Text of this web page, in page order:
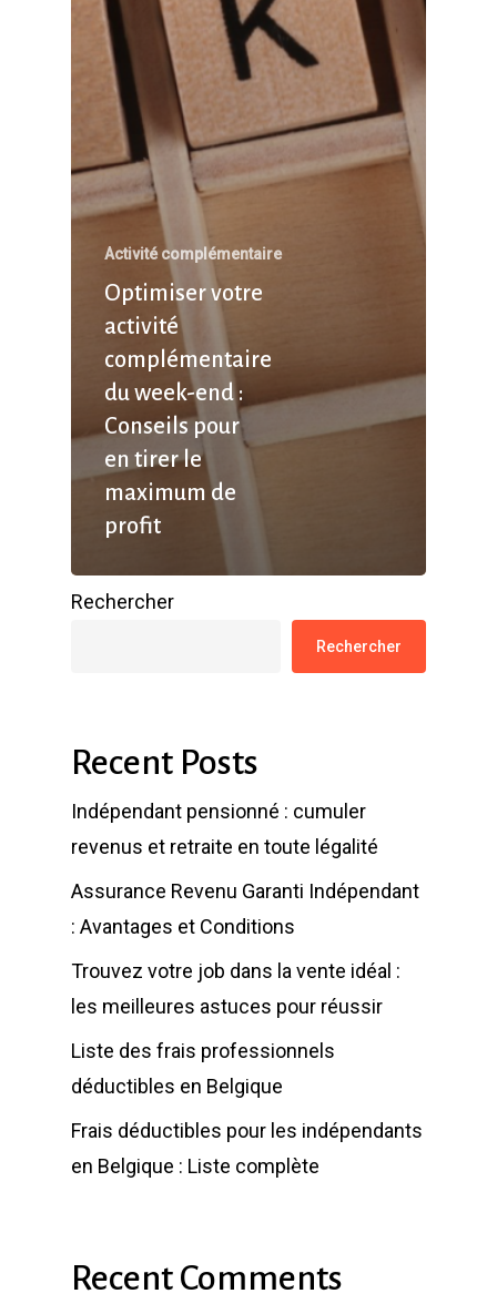
Activité complémentaire
Optimiser votre
activité
complémentaire
du week-end :
Conseils pour
en tirer le
maximum de
profit
Rechercher
Rechercher
Recent Posts
Indépendant pensionné : cumuler
revenus et retraite en toute légalité
Assurance Revenu Garanti Indépendant
: Avantages et Conditions
Trouvez votre job dans la vente idéal :
les meilleures astuces pour réussir
Liste des frais professionnels
déductibles en Belgique
Frais déductibles pour les indépendants
en Belgique : Liste complète
Recent Comments